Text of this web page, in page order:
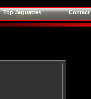
Top Jaquettes Contact